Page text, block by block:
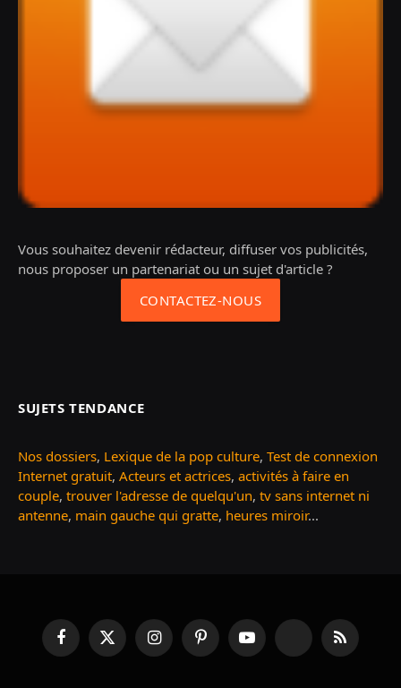
Vous souhaitez devenir rédacteur, diffuser vos publicités,
nous proposer un partenariat ou un sujet d'article ?
CONTACTEZ-NOUS
SUJETS TENDANCE
Nos dossiers, Lexique de la pop culture, Test de connexion
Internet gratuit, Acteurs et actrices, activités à faire en
couple, trouver l'adresse de quelqu'un, tv sans internet ni
antenne, main gauche qui gratte, heures miroir...
FacebookX
(Twitter)
InstagramPinterestYouTube TikTok RSS